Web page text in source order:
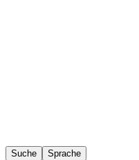
Suche Sprache